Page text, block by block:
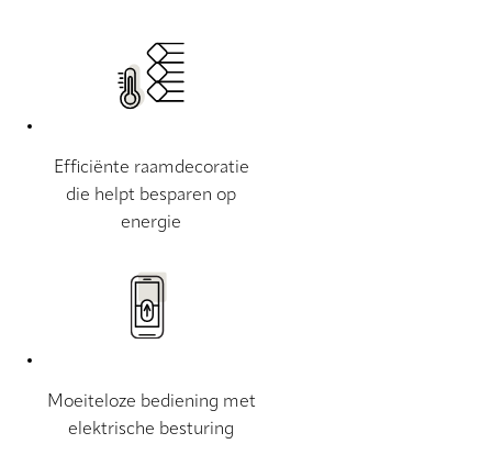
Efficiënte raamdecoratie
die helpt besparen op
energie
Moeiteloze bediening met
elektrische besturing